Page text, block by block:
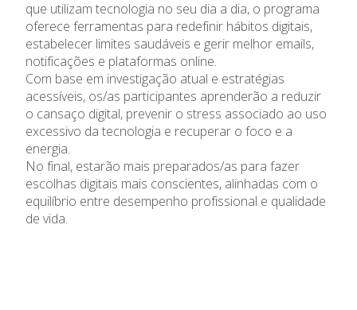
que utilizam tecnologia no seu dia a dia, o programa
oferece ferramentas para redefinir hábitos digitais,
estabelecer limites saudáveis e gerir melhor emails,
notificações e plataformas online.
Com base em investigação atual e estratégias
acessíveis, os/as participantes aprenderão a reduzir
o cansaço digital, prevenir o stress associado ao uso
excessivo da tecnologia e recuperar o foco e a
energia.
No final, estarão mais preparados/as para fazer
escolhas digitais mais conscientes, alinhadas com o
equilíbrio entre desempenho profissional e qualidade
de vida.